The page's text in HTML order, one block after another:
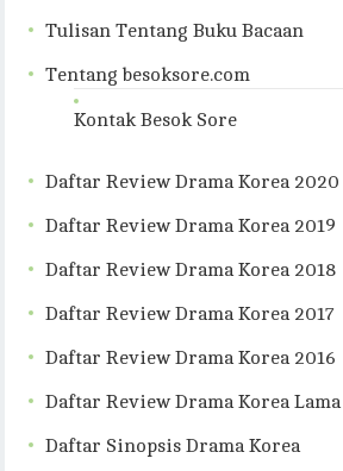
Tulisan Tentang Buku Bacaan
Tentang besoksore.com
Kontak Besok Sore
Daftar Review Drama Korea 2020
Daftar Review Drama Korea 2019
Daftar Review Drama Korea 2018
Daftar Review Drama Korea 2017
Daftar Review Drama Korea 2016
Daftar Review Drama Korea Lama
Daftar Sinopsis Drama Korea